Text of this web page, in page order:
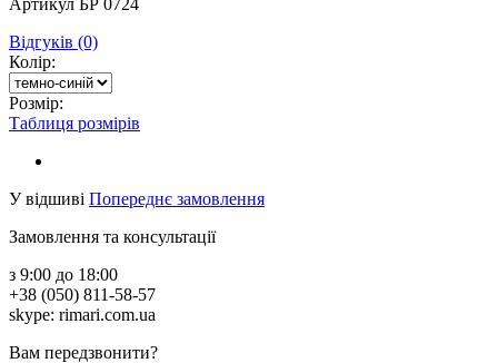
Відгуків (0)
Колір:
Розмір:
Таблиця розмірів
У відшиві Попереднє замовлення
Замовлення та консультації
з 9:00 до 18:00
+38 (050) 811-58-57
skype: rimari.com.ua
Вам передзвонити?